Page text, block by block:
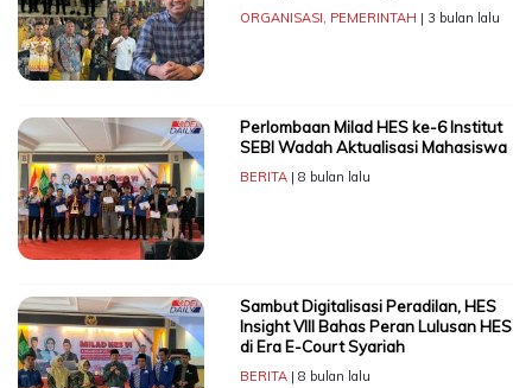
ORGANISASI, PEMERINTAH | 3 bulan lalu
Perlombaan Milad HES ke-6 Institut
SEBI Wadah Aktualisasi Mahasiswa
BERITA| 8 bulan lalu
Sambut Digitalisasi Peradilan, HES
Insight VIII Bahas Peran Lulusan HES
di Era E-Court Syariah
BERITA| 8 bulan lalu